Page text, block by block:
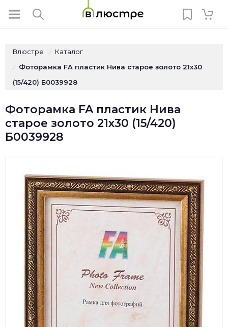
Влюстре / Каталог
/
Фоторамка FA пластик Нива старое золото 21х30
(15/420) Б0039928
Фоторамка FA пластик Нива
старое золото 21х30 (15/420)
Б0039928